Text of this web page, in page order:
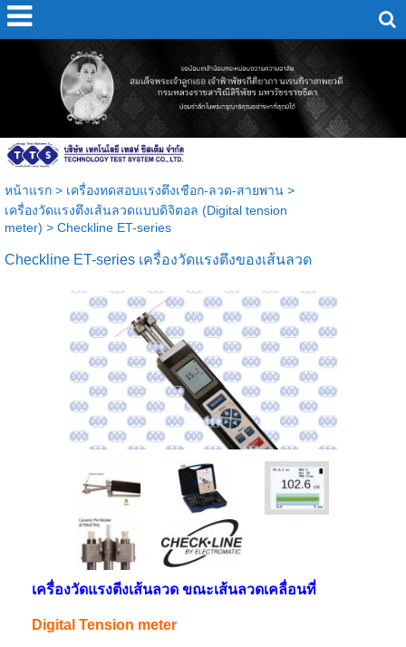
หน้าแรก> เครื่องทดสอบแรงตึงเชือก-ลวด-สายพาน>
เครื่องวัดแรงตึงเส้นลวดแบบดิจิตอล (Digital tension
meter) > Checkline ET-series
Checkline ET-series เครื่องวัดแรงตึงของเส้นลวด
เครื่องวัดแรงตีงเส้นลวด ขณะเส้นลวดเคลื่อนที่
Digital Tension meter